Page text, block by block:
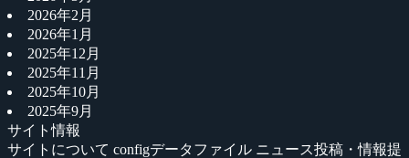
2026年2月
2026年1月
2025年12月
2025年11月
2025年10月
2025年9月
サイト情報
サイトについて configデータファイル ニュース投稿・情報提